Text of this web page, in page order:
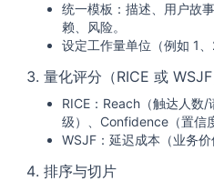
统一模板：描述、用户故
赖、风险。
设定工作量单位（例如 1
量化评分（RICE 或 WSJF
RICE：Reach（触达人数
级）、Confidence（置信
WSJF：延迟成本（业务
排序与切片